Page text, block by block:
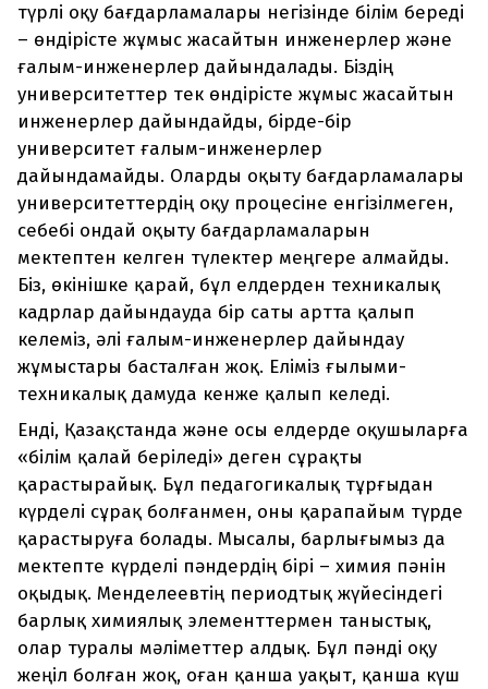
түрлі оқу бағдарламалары негізінде білім береді
– өндірісте жұмыс жасайтын инженерлер және
ғалым-инженерлер дайындалады. Біздің
университеттер тек өндірісте жұмыс жасайтын
инженерлер дайындайды, бірде-бір
университет ғалым-инженерлер
дайындамайды. Оларды оқыту бағдарламалары
университеттердің оқу процесіне енгізілмеген,
себебі ондай оқыту бағдарламаларын
мектептен келген түлектер меңгере алмайды.
Біз, өкінішке қарай, бұл елдерден техникалық
кадрлар дайындауда бір саты артта қалып
келеміз, әлі ғалым-инженерлер дайындау
жұмыстары басталған жоқ. Еліміз ғылыми-
техникалық дамуда кенже қалып келеді.
Енді, Қазақстанда және осы елдерде оқушыларға
«білім қалай беріледі» деген сұрақты
қарастырайық. Бұл педагогикалық тұрғыдан
күрделі сұрақ болғанмен, оны қарапайым түрде
қарастыруға болады. Мысалы, барлығымыз да
мектепте күрделі пәндердің бірі – химия пәнін
оқыдық. Менделеевтің периодтық жүйесіндегі
барлық химиялық элементтермен таныстық,
олар туралы мәліметтер алдық. Бұл пәнді оқу
жеңіл болған жоқ, оған қанша уақыт, қанша күш